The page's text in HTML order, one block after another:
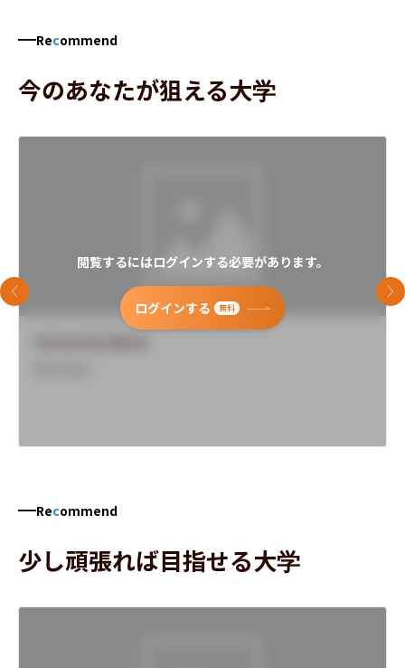
Recommend
今のあなたが狙える大学
閲覧するにはログインする必要があります。
ログインする 無料
前のスライド 次
Recommend
少し頑張れば目指せる大学